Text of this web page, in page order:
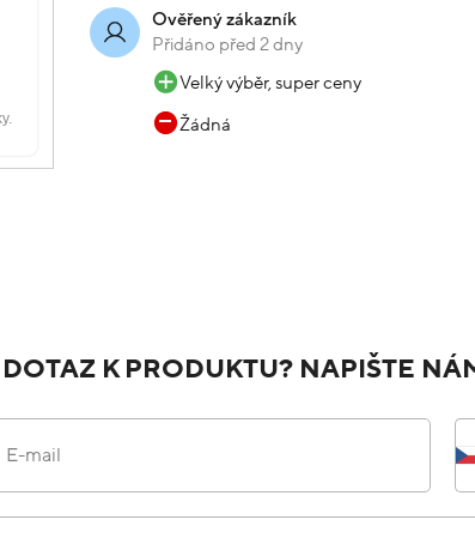
Ověřený zákazník
Přidáno před 2 dny
Velký výběr, super ceny
Žádná
K PRODUKTU? NAPIŠTE
E-mail